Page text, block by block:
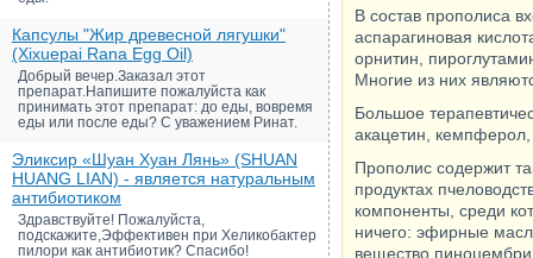
Капсулы "Жир древесной лягушки"
(Xixuepai Rana Egg Oil)
Добрый вечер.Заказал этот
препарат.Напишите пожалуйста как
принимать этот препарат: до еды, вовремя
еды или после еды? С уважением Ринат.
Эликсир «Шуан Хуан Лянь» (SHUAN
HUANG LIAN) - является натуральным
антибиотиком
Здравствуйте! Пожалуйста,
подскажите,Эффективен при Хеликобактер
пилори как антибиотик? Спасибо!
В состав прополиса
аспарагиновая
орнитин,
Многие из них
Большое
акацетин,
Прополис содержит
продуктах
компоненты, среди
ничего: эфирные
вещество